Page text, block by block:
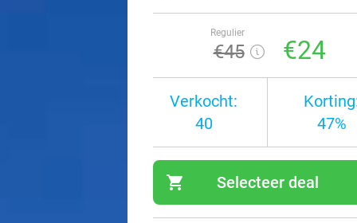
Regulier
€45 €24
Verkocht:
40
47%
shopping_cart Selecteer deal